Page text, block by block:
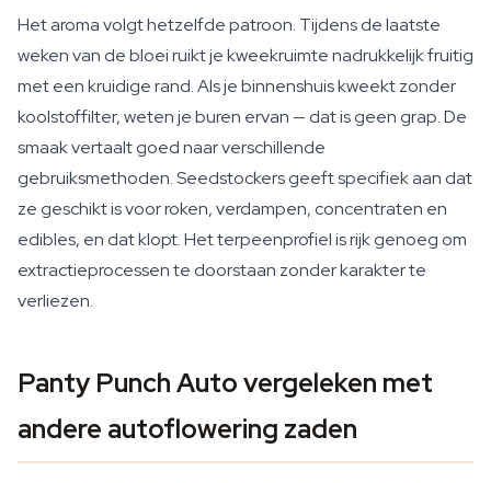
Het aroma volgt hetzelfde patroon. Tijdens de laatste
weken van de bloei ruikt je kweekruimte nadrukkelijk fruitig
met een kruidige rand. Als je binnenshuis kweekt zonder
koolstoffilter, weten je buren ervan — dat is geen grap. De
smaak vertaalt goed naar verschillende
gebruiksmethoden. Seedstockers geeft specifiek aan dat
ze geschikt is voor roken, verdampen, concentraten en
edibles, en dat klopt. Het terpeenprofiel is rijk genoeg om
extractieprocessen te doorstaan zonder karakter te
verliezen.
Panty Punch Auto vergeleken met
andere autoflowering zaden